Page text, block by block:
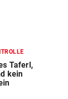
Taferl,
kein